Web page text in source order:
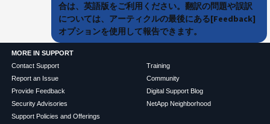
合は、英語版をご利用ください。翻訳の問題や誤訳
については、アーティクルの最後にある[Feedback]
オプションを使用して報告できます。
MORE IN SUPPORT
Contact Support
Report an Issue
Provide Feedback
Security Advisories
Support Policies and Offerings
Training
Community
Digital Support Blog
NetApp Neighborhood